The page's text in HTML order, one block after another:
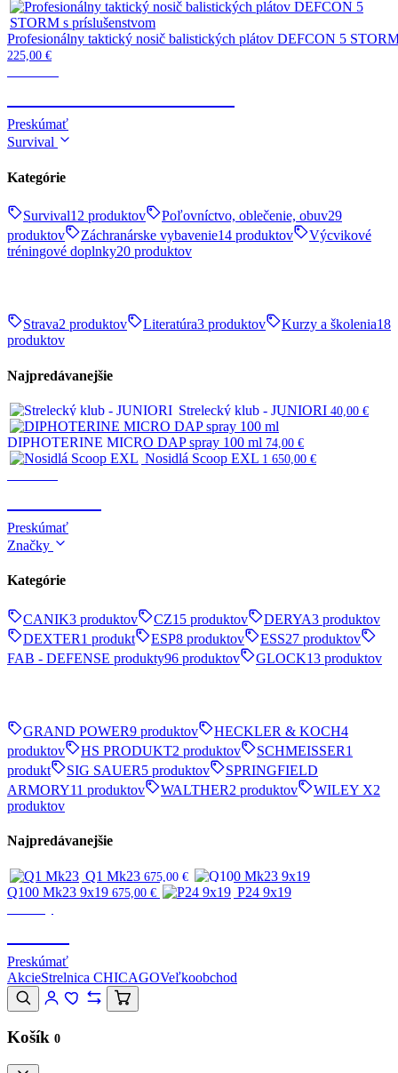
Profesionálny taktický nosič balistických plátov DEFCON 5
225,00 €
Preskúmať
Survival
Kategórie
Survival12 produktov Poľovníctvo, oblečenie, obuv29
produktov
Záchranárske vybavenie14 produktov
Výcvikové
tréningové doplnky20 produktov
Strava2 produktov Literatúra3 produktov Kurzy a školenia18
produktov
Najpredávanejšie
Strelecký klub - JUNIORI 40,00 €
DIPHOTERINE MICRO DAP spray 100 ml 74,00 €
Nosidlá Scoop EXL 1 650,00 €
Preskúmať
Značky
Kategórie
CANIK3 produktov CZ15 produktov DERYA3 produktov
DEXTER1 produkt ESP8 produktov ESS27 produktov
FAB - DEFENSE produkty96 produktov GLOCK13 produktov
GRAND POWER9 produktov HECKLER & KOCH4
produktov
HS PRODUKT2 produktov SCHMEISSER1
produkt
SIG SAUER5 produktov
SPRINGFIELD
ARMORY11 produktov WALTHER2 produktov WILEY X2
produktov
Najpredávanejšie
Q1 Mk23 675,00 €
Q100 Mk23 9x19 675,00 €
P24 9x19
Preskúmať
AkcieStrelnica CHICAGOVeľkoobchod
Košík 0